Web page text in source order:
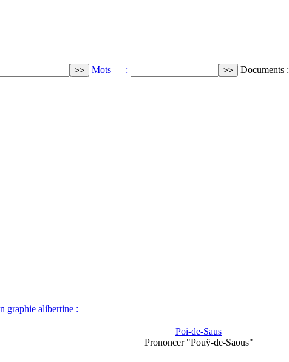
Mots : Documents :
graphie alibertine :
Poi-de-Saus
Prononcer "Pouÿ-de-Saous"